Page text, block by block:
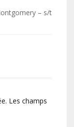
– s/t
Les champs